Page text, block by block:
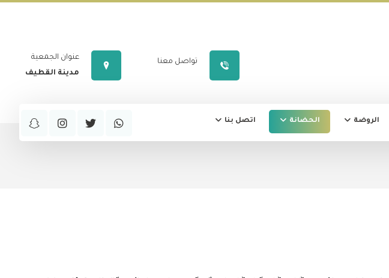
عنوان الجمعية
مدينة القطيف
تواصل معنا
الروضة الحضانة اتصل بنا